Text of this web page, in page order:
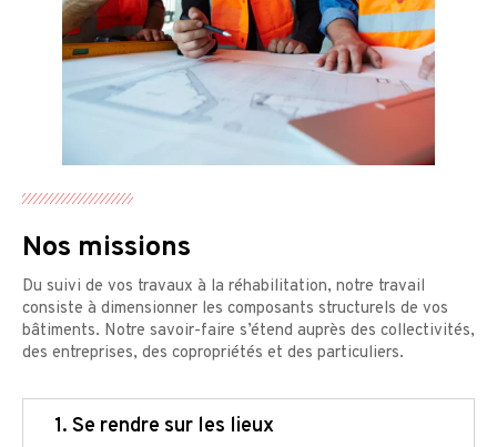
Nos missions
Du suivi de vos travaux à la réhabilitation, notre travail
consiste à dimensionner les composants structurels de vos
bâtiments. Notre savoir-faire s’étend auprès des collectivités,
des entreprises, des copropriétés et des particuliers.
1. Se rendre sur les lieux